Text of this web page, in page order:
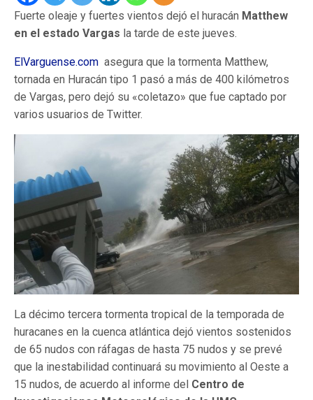
Fuerte oleaje y fuertes vientos dejó el huracán Matthew
en el estado Vargas la tarde de este jueves.
ElVarguense.com asegura que la tormenta Matthew,
tornada en Huracán tipo 1 pasó a más de 400 kilómetros
de Vargas, pero dejó su «coletazo» que fue captado por
varios usuarios de Twitter.
La décimo tercera tormenta tropical de la temporada de
huracanes en la cuenca atlántica dejó vientos sostenidos
de 65 nudos con ráfagas de hasta 75 nudos y se prevé
que la inestabilidad continuará su movimiento al Oeste a
15 nudos, de acuerdo al informe del Centro de